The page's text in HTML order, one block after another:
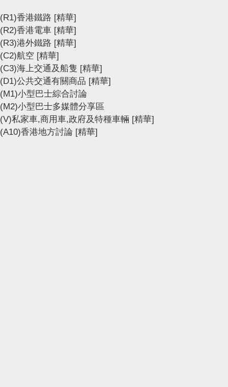
(R1)香港鐵路 [精華]
(R2)香港電車 [精華]
(R3)港外鐵路 [精華]
(C2)航空 [精華]
(C3)海上交通及船隻 [精華]
(D1)公共交通有關商品 [精華]
(M1)小型巴士綜合討論
(M2)小型巴士多媒體分享區
(V)私家車,商用車,政府及特種車輛 [精華]
(A10)香港地方討論 [精華]